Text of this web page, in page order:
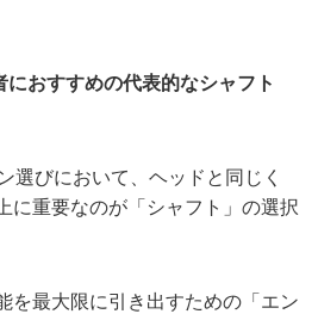
おすすめの代表的なシャフト
選びにおいて、ヘッドと同じく
に重要なのが「シャフト」の選択
を最大限に引き出すための「エン